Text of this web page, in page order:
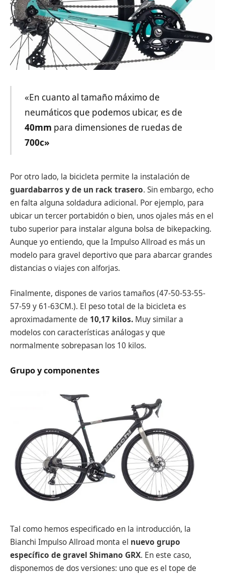
«En cuanto al tamaño máximo de
neumáticos que podemos ubicar, es de
40mm para dimensiones de ruedas de
700c»
Por otro lado, la bicicleta permite la instalación de
guardabarros y de un rack trasero. Sin embargo, echo
en falta alguna soldadura adicional. Por ejemplo, para
ubicar un tercer portabidón o bien, unos ojales más en el
tubo superior para instalar alguna bolsa de bikepacking.
Aunque yo entiendo, que la Impulso Allroad es más un
modelo para gravel deportivo que para abarcar grandes
distancias o viajes con alforjas.
Finalmente, dispones de varios tamaños (47-50-53-55-
57-59 y 61-63CM.). El peso total de la bicicleta es
aproximadamente de 10,17 kilos. Muy similar a
modelos con características análogas y que
normalmente sobrepasan los 10 kilos.
Grupo y componentes
Tal como hemos especificado en la introducción, la
Bianchi Impulso Allroad monta el nuevo grupo
específico de gravel Shimano GRX. En este caso,
disponemos de dos versiones: uno que es el tope de